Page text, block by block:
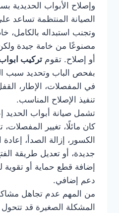
وإصلاح الأبواب الحديدية
الصيانة المنتظمة تساعد
وتجنب استبداله بالكامل،
مصنوعًا من خامة جيدة
أو إصلاح. تقوم تركيب
بفحص الباب وتحديد سبب
في المفصلات، الإطار،
تنفيذ الإصلاح المناسب.
تشمل صيانة أبواب الحديد
كان مائلًا، تغيير المفصلات،
الكسور، إزالة الصدأ،
جديدة، أو تعديل طريقة
إضافة قطع حماية أو تقوية
دعم إضافي.
من المهم عدم تجاهل
المشكلة الصغيرة قد